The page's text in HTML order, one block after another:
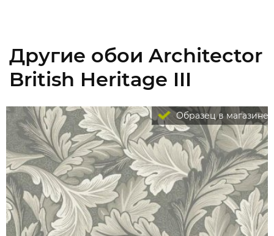
Другие обои Architector
British Heritage III
Образец в магазине